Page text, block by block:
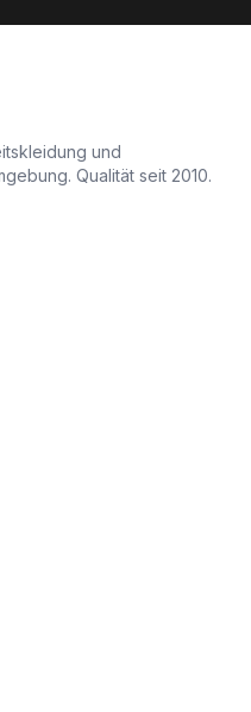
und
Qualität seit 2010.